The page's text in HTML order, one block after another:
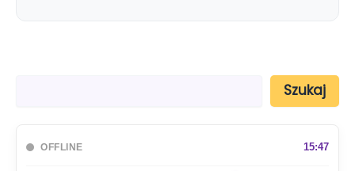
Szukaj
OFFLINE 15:47